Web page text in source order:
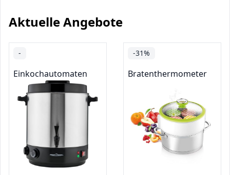
Aktuelle Angebote
-
Einkochautomaten
-31%
Bratenthermometer